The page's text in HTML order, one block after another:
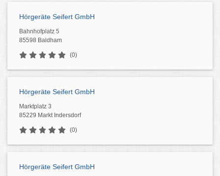
Hörgeräte Seifert GmbH
Bahnhofplatz 5
85598 Baldham
(0)
Hörgeräte Seifert GmbH
Marktplatz 3
85229 Markt Indersdorf
(0)
Hörgeräte Seifert GmbH